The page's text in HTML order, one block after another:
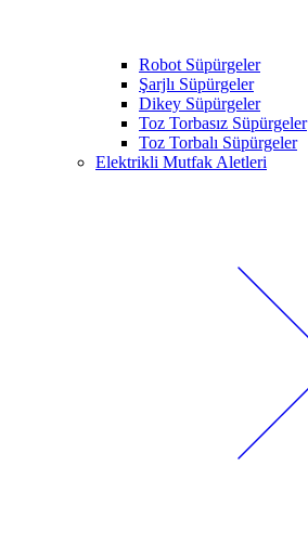
Robot Süpürgeler
Şarjlı Süpürgeler
Dikey Süpürgeler
Toz Torbasız Süpürgeler
Toz Torbalı Süpürgeler
Elektrikli Mutfak Aletleri